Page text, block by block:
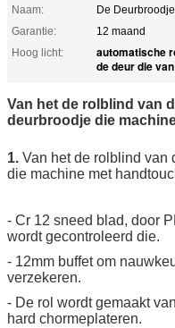
Naam:
De
Garantie:
12 maand
Hoog licht:
automatische
de deur die
Van het de rolblind van
deurbroodje die
1. Van het de rolblind van
die machine met
- Cr 12 sneed blad, door
wordt gecontroleerd die.
- 12mm buffet om
verzekeren.
- De rol wordt gemaakt
hard chormeplateren.